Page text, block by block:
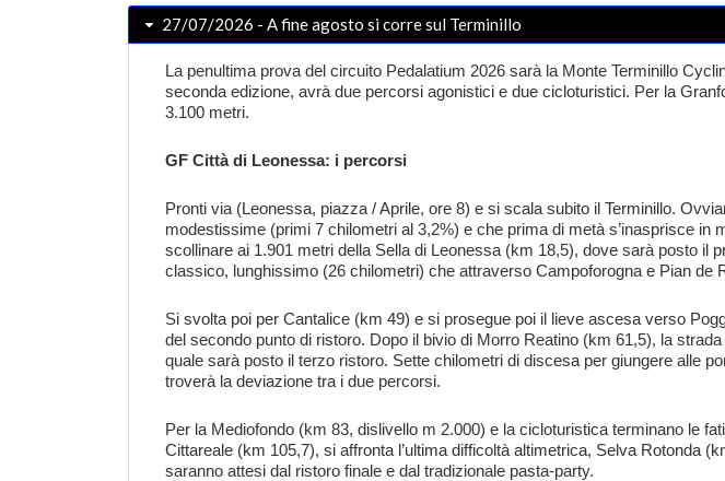
27/07/2026 - A fine agosto si corre sul Terminillo
La penultima prova del circuito Pedalatium 2026 sarà la Monte Terminillo
seconda edizione, avrà due percorsi agonistici e due cicloturistici. Per la
3.100 metri.
GF Città di Leonessa: i percorsi
Pronti via (Leonessa, piazza / Aprile, ore 8) e si scala subito il Terminillo.
modestissime (primi 7 chilometri al 3,2%) e che prima di metà s’inasprisce
scollinare ai 1.901 metri della Sella di Leonessa (km 18,5), dove sarà posto
classico, lunghissimo (26 chilometri) che attraverso Campoforogna e Pian de
Si svolta poi per Cantalice (km 49) e si prosegue poi il lieve ascesa verso
del secondo punto di ristoro. Dopo il bivio di Morro Reatino (km 61,5), la
quale sarà posto il terzo ristoro. Sette chilometri di discesa per giungere alle
troverà la deviazione tra i due percorsi.
Per la Mediofondo (km 83, dislivello m 2.000) e la cicloturistica terminano le
Cittareale (km 105,7), si affronta l’ultima difficoltà altimetrica, Selva Rotonda
saranno attesi dal ristoro finale e dal tradizionale pasta-party.